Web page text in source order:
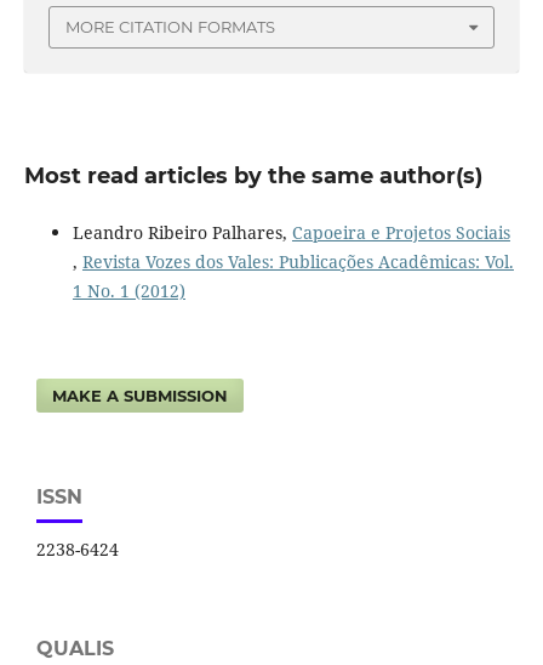
MORE CITATION FORMATS
Most read articles by the same author(s)
Leandro Ribeiro Palhares, Capoeira e Projetos Sociais
, Revista Vozes dos Vales: Publicações Acadêmicas: Vol.
1 No. 1 (2012)
MAKE A SUBMISSION
ISSN
2238-6424
QUALIS